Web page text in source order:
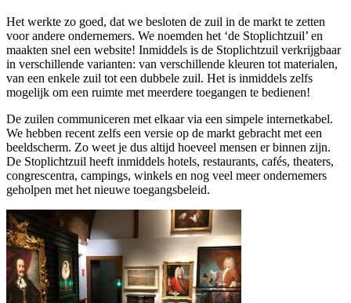
Het werkte zo goed, dat we besloten de zuil in de markt te zetten
voor andere ondernemers. We noemden het ‘de Stoplichtzuil’ en
maakten snel een website! Inmiddels is de Stoplichtzuil verkrijgbaar
in verschillende varianten: van verschillende kleuren tot materialen,
van een enkele zuil tot een dubbele zuil. Het is inmiddels zelfs
mogelijk om een ruimte met meerdere toegangen te bedienen!
De zuilen communiceren met elkaar via een simpele internetkabel.
We hebben recent zelfs een versie op de markt gebracht met een
beeldscherm. Zo weet je dus altijd hoeveel mensen er binnen zijn.
De Stoplichtzuil heeft inmiddels hotels, restaurants, cafés, theaters,
congrescentra, campings, winkels en nog veel meer ondernemers
geholpen met het nieuwe toegangsbeleid.